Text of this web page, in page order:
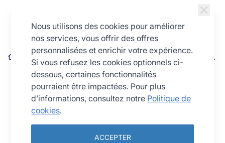
Caisse à génoise - Antiadhérent (sans PFAS) - 350x250 mm
int / 358x258 mm ext - h 35 mm
Nous utilisons des cookies pour améliorer
nos services, vous offrir des offres
personnalisées et enrichir votre expérience.
Si vous refusez les cookies optionnels ci-
dessous, certaines fonctionnalités
pourraient être impactées. Pour plus
d’informations, consultez notre Politique de
cookies.
ACCEPTER